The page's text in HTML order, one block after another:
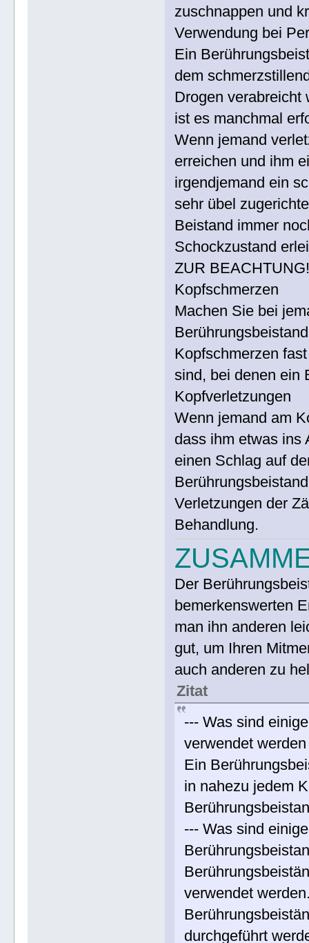
zuschnappen und
Verwendung bei
Ein
dem
Drogen verabreicht
ist es manchmal
Wenn jemand
erreichen und ihm
irgendjemand ein
sehr übel
Beistand immer
Schockzustand
ZUR
Kopfschmerzen
Machen Sie bei
Kopfschmerzen
sind, bei denen ein
Kopfverletzungen
Wenn jemand am
dass ihm etwas ins
einen Schlag auf
Verletzungen der
Behandlung.
Der
bemerkenswerten
man ihn anderen
gut, um Ihren
auch anderen zu
Zitat
--- Was sind
verwendet
Ein
in nahezu jedem
--- Was sind
verwendet
durchgeführt